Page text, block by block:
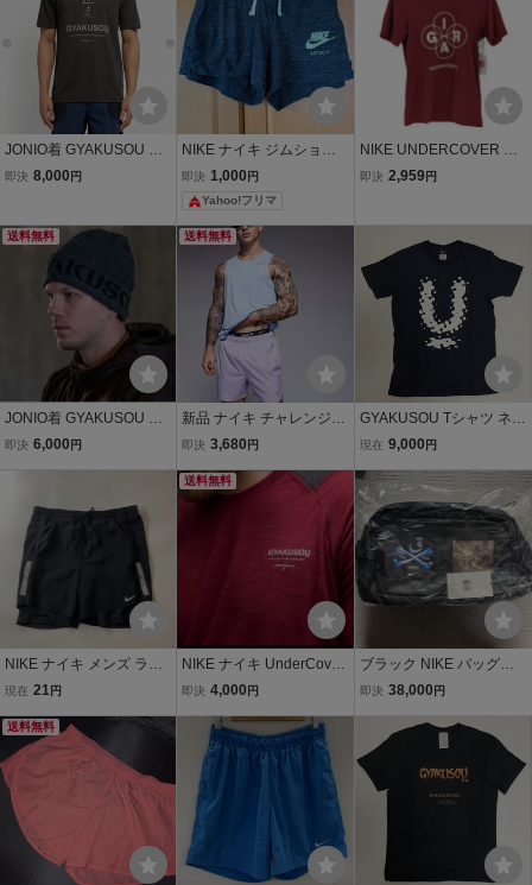
ツ ロンT メンズ L
トムス ★SS1112
JONIO着 GYAKUSOU ギ
ャクソウ NIKE ナイキ Un
即決 8,000 円
NIKE ナイキ ジムショー
ツ ショートパンツ ブラッ
ク グレー M レディース
即決 1,000 円
Yahoo!フリマ
NIKE UNDERCOVER GY
AKUSOU(ナイキアンダー
即決 2,959円
送料無料
JONIO着 GYAKUSOU ギ
ャクソウ NIKE ナイキ Un
ビーニー
即決 6,000 円
送料無料
新品 ナイキ チャレンジャ
ー ランニング ショートパ
ーフパンツ パープル イン
ナーショーツ DRI-FIT マ
即決 3,680 円
GYAKUSOU Tシャツ ネイ
ビー Lサイズ NIKE ギャク
ER アンダーカバー 高橋
盾 JONIO ジョニオ
現在 9,000 円
NIKE ナイキ メンズ ラン
ニングパンツ ショートパ
L
現在 21 円
送料無料
NIKE ナイキ UnderCover
アンダーカバー GYAKUS
ツ ロングTシャツ ロンT S
稀少
即決 4,000 円
ブラック NIKE バッグ
ナイキ ギャクソウ 逆
r アンダーカバー
即決 38,000 円
送料無料